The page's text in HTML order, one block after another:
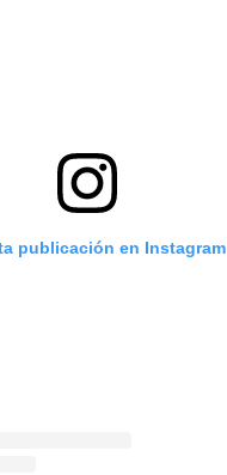
publicación en Instagram